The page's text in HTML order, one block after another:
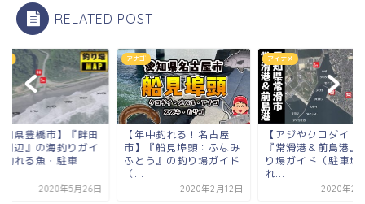
RELATED POST
中釣れる！名古屋
『船見埠頭：ふなみ
』の釣り場ガイド
2020年2月12日
アイナメ
【アジやクロダイ！】
『常滑港＆前島港』の釣
り場ガイド（駐車場・釣
れ...
2020年2月12日
シロギス
【愛知県豊橋市】『
城跡周辺』の海釣り
ド（釣れる魚・駐車
場・...
2020年5